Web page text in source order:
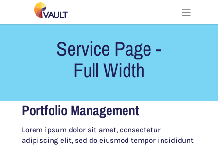
Service Page -
Full Width
Portfolio Management
Lorem ipsum dolor sit amet, consectetur
adipiscing elit, sed do eiusmod tempor incididunt